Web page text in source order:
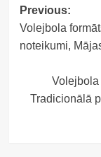
Post
Previous:
Volejbola
noteikumi,
Volejbola
Tradicionālā